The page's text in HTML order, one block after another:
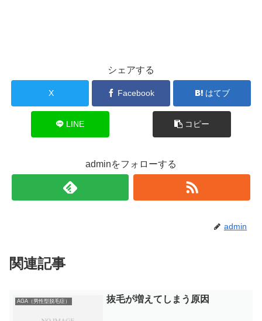
シェアする
X Facebook はてブ
LINE コピー
adminをフォローする
admin
関連記事
AGA（男性型脱毛症） 抜毛が増えてしまう原因